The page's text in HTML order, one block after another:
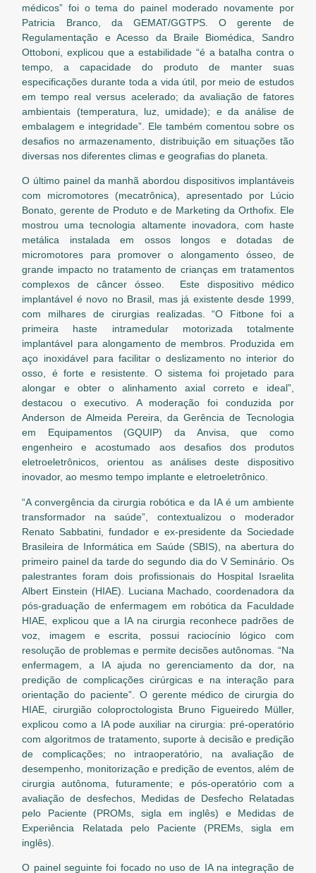
médicos” foi o tema do painel moderado novamente por
Patricia Branco, da GEMAT/GGTPS. O gerente de
Regulamentação e Acesso da Braile Biomédica, Sandro
Ottoboni, explicou que a estabilidade “é a batalha contra o
tempo, a capacidade do produto de manter suas
especificações durante toda a vida útil, por meio de estudos
em tempo real versus acelerado; da avaliação de fatores
ambientais (temperatura, luz, umidade); e da análise de
embalagem e integridade”. Ele também comentou sobre os
desafios no armazenamento, distribuição em situações tão
diversas nos diferentes climas e geografias do planeta.
O último painel da manhã abordou dispositivos implantáveis
com micromotores (mecatrônica), apresentado por Lúcio
Bonato, gerente de Produto e de Marketing da Orthofix. Ele
mostrou uma tecnologia altamente inovadora, com haste
metálica instalada em ossos longos e dotadas de
micromotores para promover o alongamento ósseo, de
grande impacto no tratamento de crianças em tratamentos
complexos de câncer ósseo. Este dispositivo médico
implantável é novo no Brasil, mas já existente desde 1999,
com milhares de cirurgias realizadas. “O Fitbone foi a
primeira haste intramedular motorizada totalmente
implantável para alongamento de membros. Produzida em
aço inoxidável para facilitar o deslizamento no interior do
osso, é forte e resistente. O sistema foi projetado para
alongar e obter o alinhamento axial correto e ideal”,
destacou o executivo. A moderação foi conduzida por
Anderson de Almeida Pereira, da Gerência de Tecnologia
em Equipamentos (GQUIP) da Anvisa, que como
engenheiro e acostumado aos desafios dos produtos
eletroeletrônicos, orientou as análises deste dispositivo
inovador, ao mesmo tempo implante e eletroeletrônico.
“A convergência da cirurgia robótica e da IA é um ambiente
transformador na saúde”, contextualizou o moderador
Renato Sabbatini, fundador e ex-presidente da Sociedade
Brasileira de Informática em Saúde (SBIS), na abertura do
primeiro painel da tarde do segundo dia do V Seminário. Os
palestrantes foram dois profissionais do Hospital Israelita
Albert Einstein (HIAE). Luciana Machado, coordenadora da
pós-graduação de enfermagem em robótica da Faculdade
HIAE, explicou que a IA na cirurgia reconhece padrões de
voz, imagem e escrita, possui raciocínio lógico com
resolução de problemas e permite decisões autônomas. “Na
enfermagem, a IA ajuda no gerenciamento da dor, na
predição de complicações cirúrgicas e na interação para
orientação do paciente”. O gerente médico de cirurgia do
HIAE, cirurgião coloproctologista Bruno Figueiredo Müller,
explicou como a IA pode auxiliar na cirurgia: pré-operatório
com algoritmos de tratamento, suporte à decisão e predição
de complicações; no intraoperatório, na avaliação de
desempenho, monitorização e predição de eventos, além de
cirurgia autônoma, futuramente; e pós-operatório com a
avaliação de desfechos, Medidas de Desfecho Relatadas
pelo Paciente (PROMs, sigla em inglês) e Medidas de
Experiência Relatada pelo Paciente (PREMs, sigla em
inglês).
O painel seguinte foi focado no uso de IA na integração de